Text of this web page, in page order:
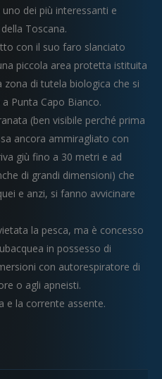
dei più interessanti e
Toscana.
con il suo faro slanciato
piccola area protetta istituita
di tutela biologica che si
Punta Capo Bianco.
(ben visibile perché prima
ancora ammiragliato con
giù fino a 30 metri e ad
di grandi dimensioni) che
e anzi, si fanno avvicinare
la pesca, ma è concesso
in possesso di
con autorespiratore di
o agli apneisti.
e la corrente assente.